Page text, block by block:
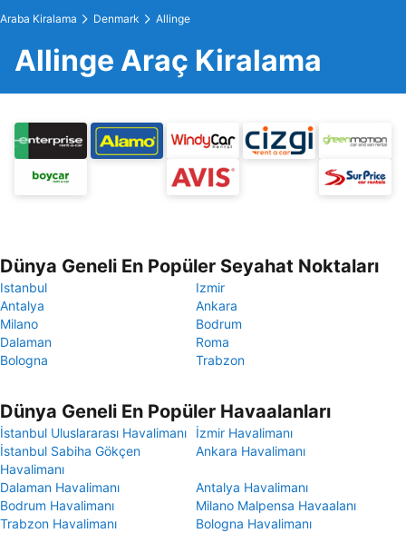
Araba Kiralama Denmark Allinge
Allinge Araç Kiralama
Dünya Geneli En Popüler Seyahat Noktaları
Istanbul
Izmir
Antalya
Ankara
Milano
Bodrum
Dalaman
Roma
Bologna
Trabzon
Dünya Geneli En Popüler Havaalanları
İstanbul Uluslararası Havalimanı
İzmir Havalimanı
İstanbul Sabiha Gökçen
Havalimanı
Ankara Havalimanı
Dalaman Havalimanı
Antalya Havalimanı
Bodrum Havalimanı
Milano Malpensa Havaalanı
Trabzon Havalimanı
Bologna Havalimanı